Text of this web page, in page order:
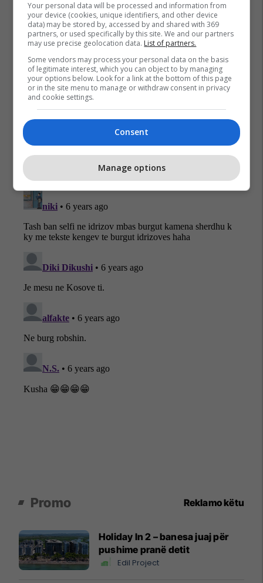
Promo Reklamo këtu
Holiday In 2 – banesa juaj për
pushime pranë detit
Edil Project
Your personal data will be processed and information from
your device (cookies, unique identifiers, and other device
data) may be stored by, accessed by and shared with 369
partners, or used specifically by this site. We and our partners
may use precise geolocation data. List of partners.
Some vendors may process your personal data on the basis
of legitimate interest, which you can object to by managing
your options below. Look for a link at the bottom of this page
or in the site menu to manage or withdraw consent in privacy
and cookie settings.
Consent
Manage options